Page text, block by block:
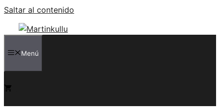
Saltar al contenido
Menú